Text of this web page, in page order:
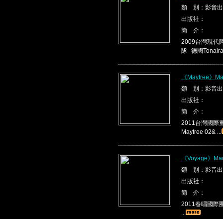
類 別：影音
出版社：
簡 介：
2009台灣現代
隊--德國
《Maytree》
類 別：影音
出版社：
簡 介：
2011台灣國際
Maytree 02& ...
《Voyage》
類 別：影音
出版社：
簡 介：
2011春唱國際
...